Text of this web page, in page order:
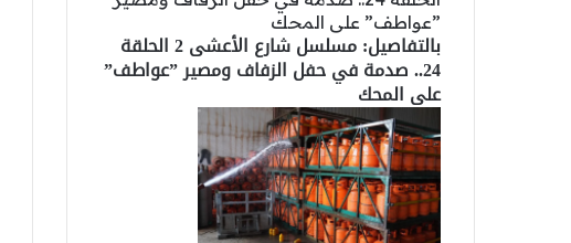
بالتفاصيل: مسلسل شارع الأعشى 2 الحلقة
24.. صدمة في حفل الزفاف ومصير ”عواطف”
على المحك